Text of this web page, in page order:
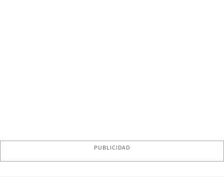
PUBLICIDAD